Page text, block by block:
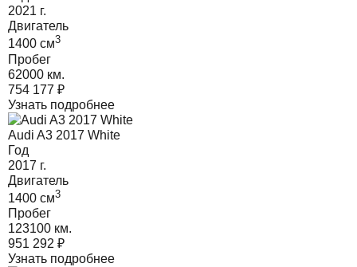
2021 г.
Двигатель
1400 cм3
Пробег
62000 км.
754 177 ₽
Узнать подробнее
Audi A3 2017 White
Год
2017 г.
Двигатель
1400 cм3
Пробег
123100 км.
951 292 ₽
Узнать подробнее